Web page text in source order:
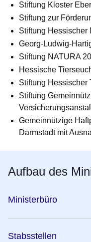
Stiftung Kloster
Stiftung zur
Stiftung Hessischer
Georg-Ludwig-
Stiftung NATURA
Hessische
Stiftung Hessischer
Stiftung
Gemeinnützige
Darmstadt mit
Aufbau des
Ministerbüro
Stabsstellen